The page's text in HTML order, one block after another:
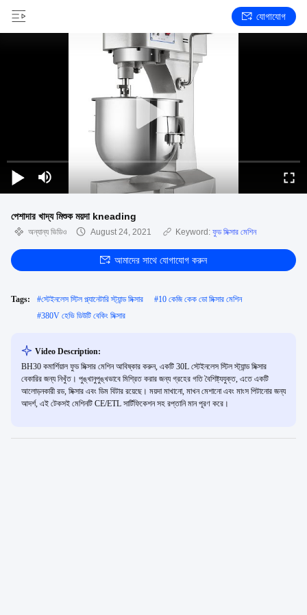
যোগাযোগ
পেশাদার খাদ্য মিশুক ময়দা kneading
অন্যান্য ভিডিও August 24, 2021 Keyword: ফুড মিক্সার মেশিন
আমাদের সাথে যোগাযোগ করুন
Tags: #স্টেইনলেস স্টিল প্ল্যানেটারি স্ট্যান্ড মিক্সার #10 কেজি কেক ডো মিক্সার মেশিন
#380V হেভি ডিউটি ​​বেকিং মিক্সার
Video Description:
BH30 কমার্শিয়াল ফুড মিক্সার মেশিন আবিষ্কার করুন, একটি 30L স্টেইনলেস স্টিল স্ট্যান্ড মিক্সার
বেকারির জন্য নিখুঁত। পুঙ্খানুপুঙ্খভাবে মিশ্রিত করার জন্য গ্রহের গতি বৈশিষ্ট্যযুক্ত, এতে একটি
আলোড়নকারী রড, মিক্সার এবং ডিম বিটার রয়েছে। ময়দা মাখানো, মাখন মেশানো এবং মাংস পিটানোর জন্য
আদর্শ, এই টেকসই মেশিনটি CE/ETL সার্টিফিকেশন সহ রপ্তানি মান পূরণ করে।